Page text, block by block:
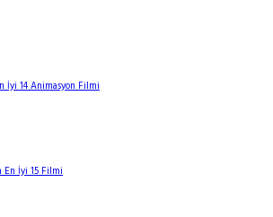
İyi 14 Animasyon Filmi
En İyi 15 Filmi